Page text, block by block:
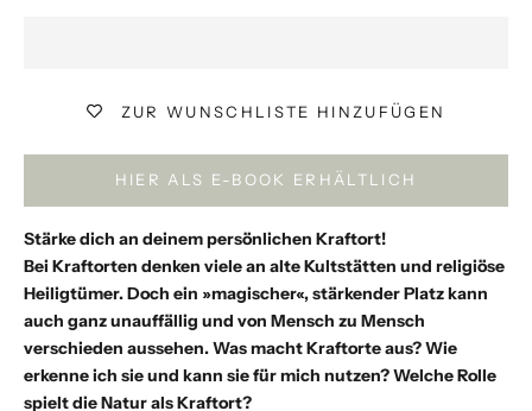
ZUR WUNSCHLISTE HINZUFÜGEN
HIER ALS E-BOOK ERHÄLTLICH
Stärke dich an deinem persönlichen Kraftort!
Bei Kraftorten denken viele an alte Kultstätten und religiöse
Heiligtümer. Doch ein »magischer«, stärkender Platz kann
auch ganz unauffällig und von Mensch zu Mensch
verschieden aussehen. Was macht Kraftorte aus? Wie
erkenne ich sie und kann sie für mich nutzen? Welche Rolle
spielt die Natur als Kraftort?